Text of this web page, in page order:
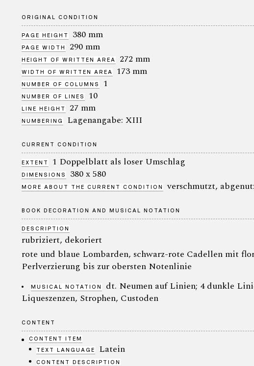
ORIGINAL CONDITION
PAGE HEIGHT 380 mm
PAGE WIDTH 290 mm
HEIGHT OF WRITTEN AREA 272 mm
WIDTH OF WRITTEN AREA 173 mm
NUMBER OF COLUMNS 1
NUMBER OF LINES 10
LINE HEIGHT 27 mm
NUMBERING Lagenangabe: XIII
CURRENT CONDITION
EXTENT 1 Doppelblatt als loser Umschlag
DIMENSIONS 380 x 580
MORE ABOUT THE CURRENT CONDITION verschmutzt,
BOOK DECORATION AND MUSICAL NOTATION
DESCRIPTION
rubriziert, dekoriert
rote und blaue Lombarden, schwarz-rote Cadellen mit
Perlverzierung bis zur obersten Notenlinie
MUSICAL NOTATION
dt. Neumen auf Linien; 4 dunkle
Liqueszenzen, Strophen, Custoden
CONTENT
CONTENT ITEM
TEXT LANGUAGE
Latein
CONTENT DESCRIPTION